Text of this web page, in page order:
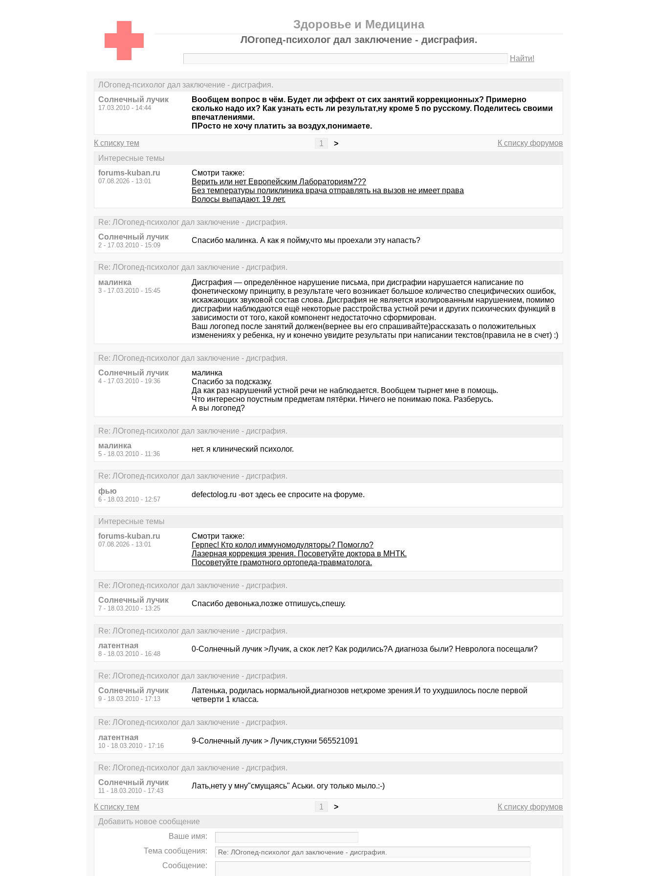
Здоровье и Медицина
ЛОгопед-психолог дал заключение - дисграфия.
Найти!
ЛОгопед-психолог дал заключение - дисграфия.
Солнечный лучик
17.03.2010 - 14:44
Вообщем вопрос в чём. Будет ли эффект от сих занятий коррекционных? Примерно
сколько надо их? Как узнать есть ли результат,ну кроме 5 по русскому. Поделитесь своими
впечатлениями.
ПРосто не хочу платить за воздух,понимаете.
К списку тем 1 >
К списку форумов
Интересные темы
forums-kuban.ru
07.08.2026 - 13:01
Смотри также:
Верить или нет Европейским Лабораториям???
Без температуры поликлиника врача отправлять на вызов не имеет права
Волосы выпадают. 19 лет.
Re: ЛОгопед-психолог дал заключение - дисграфия.
Солнечный лучик
2 - 17.03.2010 - 15:09
Спасибо малинка. А как я пойму,что мы проехали эту напасть?
Re: ЛОгопед-психолог дал заключение - дисграфия.
малинка
3 - 17.03.2010 - 15:45
Дисграфия — определённое нарушение письма, при дисграфии нарушается написание по
фонетическому принципу, в результате чего возникает большое количество специфических ошибок,
искажающих звуковой состав слова. Дисграфия не является изолированным нарушением, помимо
дисграфии наблюдаются ещё некоторые расстройства устной речи и других психических функций в
зависимости от того, какой компонент недостаточно сформирован.
Ваш логопед после занятий должен(вернее вы его спрашивайте)рассказать о положительных
изменениях у ребенка, ну и конечно увидите результаты при написании текстов(правила не в счет) :)
Re: ЛОгопед-психолог дал заключение - дисграфия.
Солнечный лучик
4 - 17.03.2010 - 19:36
малинка
Спасибо за подсказку.
Да как раз нарушений устной речи не наблюдается. Вообщем тырнет мне в помощь.
Что интересно поустным предметам пятёрки. Ничего не понимаю пока. Разберусь.
А вы логопед?
Re: ЛОгопед-психолог дал заключение - дисграфия.
малинка
5 - 18.03.2010 - 11:36
нет. я клинический психолог.
Re: ЛОгопед-психолог дал заключение - дисграфия.
фью
6 - 18.03.2010 - 12:57
defectolog.ru -вот здесь ее спросите на форуме.
Интересные темы
forums-kuban.ru
07.08.2026 - 13:01
Смотри также:
Герпес! Кто колол иммуномодуляторы? Помогло?
Лазерная коррекция зрения. Посоветуйте доктора в МНТК.
Посоветуйте грамотного ортопеда-травматолога.
Re: ЛОгопед-психолог дал заключение - дисграфия.
Солнечный лучик
7 - 18.03.2010 - 13:25
Спасибо девонька,позже отпишусь,спешу.
Re: ЛОгопед-психолог дал заключение - дисграфия.
латентная
8 - 18.03.2010 - 16:48
0-Солнечный лучик >Лучик, а скок лет? Как родились?А диагноза были? Невролога посещали?
Re: ЛОгопед-психолог дал заключение - дисграфия.
Солнечный лучик
9 - 18.03.2010 - 17:13
Латенька, родилась нормальной,диагнозов нет,кроме зрения.И то ухудшилось после первой
четверти 1 класса.
Re: ЛОгопед-психолог дал заключение - дисграфия.
латентная
10 - 18.03.2010 - 17:16
9-Солнечный лучик > Лучик,стукни 565521091
Re: ЛОгопед-психолог дал заключение - дисграфия.
Солнечный лучик
11 - 18.03.2010 - 17:43
Лать,нету у мну"смущаясь" Аськи. огу только мыло.:-)
К списку тем 1 >
К списку форумов
Добавить новое сообщение
Ваше имя:
Тема сообщения:
Сообщение: